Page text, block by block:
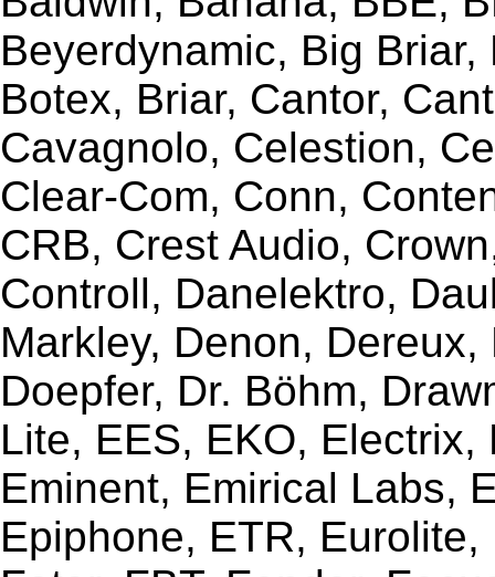
Beyerdynamic, Big
Botex, Briar, Cantor,
Cavagnolo, Celestion,
Clear-Com, Conn,
CRB, Crest Audio,
Controll, Danelektro,
Markley, Denon,
Doepfer, Dr. Böhm,
Lite, EES, EKO,
Eminent, Emirical Labs,
Epiphone, ETR,